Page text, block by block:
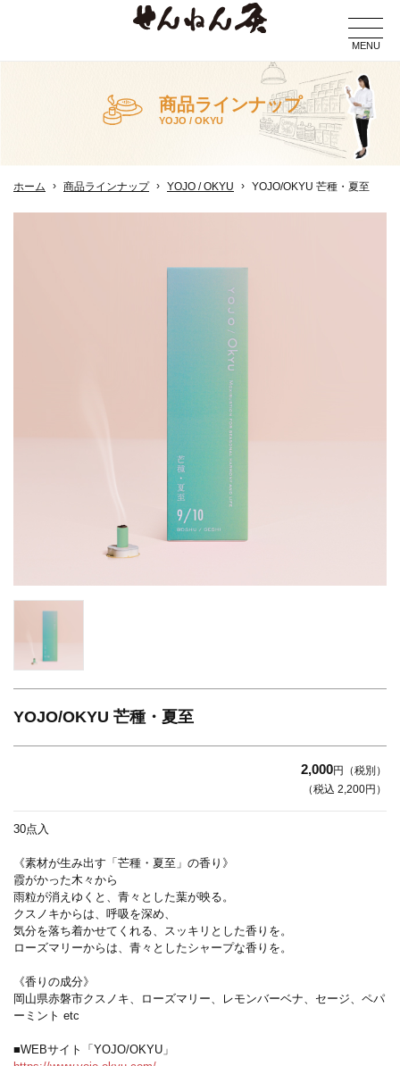
MENU
商品ラインナップ
YOJO / OKYU
ホーム 商品ラインナップ YOJO / OKYU YOJO/OKYU 芒種・夏至
YOJO/OKYU 芒種・夏至
2,000円（税別）
（税込 2,200円）
30点入
《素材が生み出す「芒種・夏至」の香り》
霞がかった木々から
雨粒が消えゆくと、青々とした葉が映る。
クスノキからは、呼吸を深め、
気分を落ち着かせてくれる、スッキリとした香りを。
ローズマリーからは、青々としたシャープな香りを。
《香りの成分》
岡山県赤磐市クスノキ、ローズマリー、レモンバーベナ、セージ、ペパ
ーミント etc
■WEBサイト「YOJO/OKYU」